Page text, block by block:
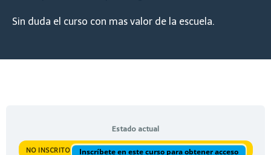
Sin duda el curso con mas valor de la escuela.
Estado actual
NO INSCRITO Inscríbete en este curso para obtener acceso